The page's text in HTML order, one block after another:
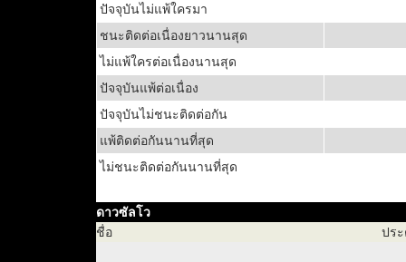
ปัจจุบันไม่แพ้ใครมา
ชนะติดต่อเนื่องยาวนานสุด
ไม่แพ้ใครต่อเนื่องนานสุด
ปัจจุบันแพ้ต่อเนื่อง
ปัจจุบันไม่ชนะติดต่อกัน
แพ้ติดต่อกันนานที่สุด
ไม่ชนะติดต่อกันนานที่สุด
ดาวซัลโว
ชื่อ
ปร